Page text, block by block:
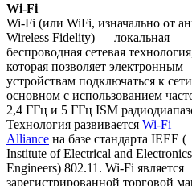
Wi-Fi
Wi-Fi (или WiFi, изначально от
Wireless Fidelity) — локальная
беспроводная сетевая
которая позволяет электронным
устройствам подключаться к
основном с использованием
2,4 ГГц и 5 ГГц ISM
Технология развивается Wi-Fi
Alliance на базе стандарта IEEE (
Institute of Electrical and Electronics
Engineers) 802.11. Wi-Fi является
зарегистрированной торговой